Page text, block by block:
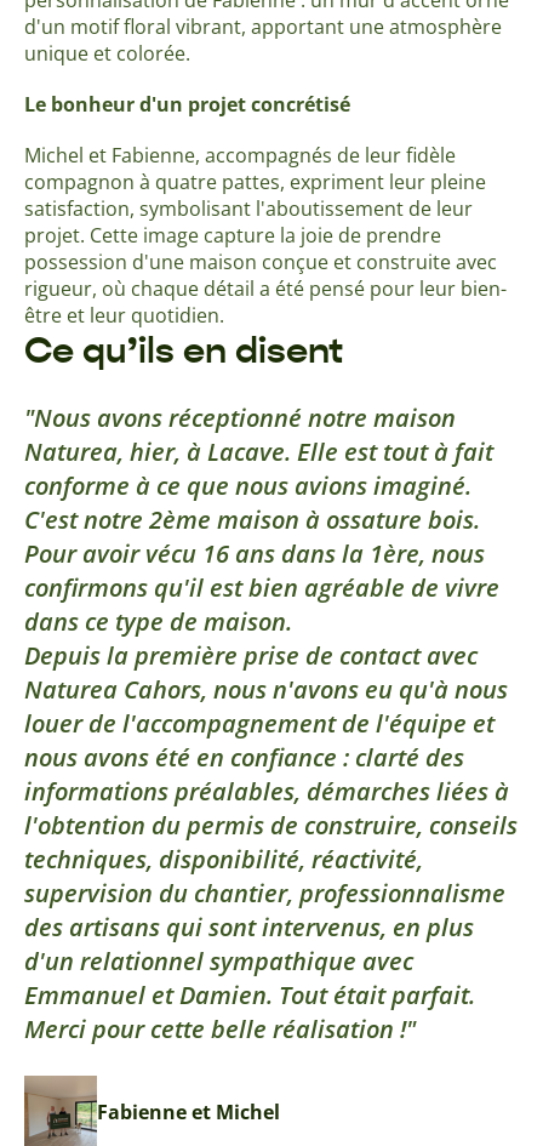
d'un motif floral vibrant, apportant une atmosphère
unique et colorée.
Le bonheur d'un projet concrétisé
Michel et Fabienne, accompagnés de leur fidèle
compagnon à quatre pattes, expriment leur pleine
satisfaction, symbolisant l'aboutissement de leur
projet. Cette image capture la joie de prendre
possession d'une maison conçue et construite avec
rigueur, où chaque détail a été pensé pour leur bien-
être et leur quotidien.
Ce qu’ils en disent
Nous avons réceptionné notre maison
Naturea, hier, à Lacave. Elle est tout à fait
conforme à ce que nous avions imaginé.
C'est notre 2ème maison à ossature bois.
Pour avoir vécu 16 ans dans la 1ère, nous
confirmons qu'il est bien agréable de vivre
dans ce type de maison.
Depuis la première prise de contact avec
Naturea Cahors, nous n'avons eu qu'à nous
louer de l'accompagnement de l'équipe et
nous avons été en confiance : clarté des
informations préalables, démarches liées à
l'obtention du permis de construire, conseils
techniques, disponibilité, réactivité,
supervision du chantier, professionnalisme
des artisans qui sont intervenus, en plus
d'un relationnel sympathique avec
Emmanuel et Damien. Tout était parfait.
Merci pour cette belle réalisation !
Fabienne et Michel